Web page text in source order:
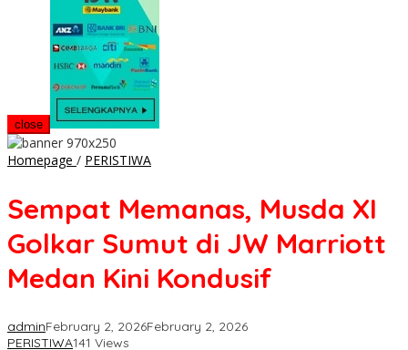
close
Homepage / PERISTIWASempat
XI
Sumut
JW
Kini
Sempat Memanas, Musda XI
Golkar Sumut di JW Marriott
Medan Kini Kondusif
adminFebruary 2, 2026February 2, 2026
PERISTIWA141 Views